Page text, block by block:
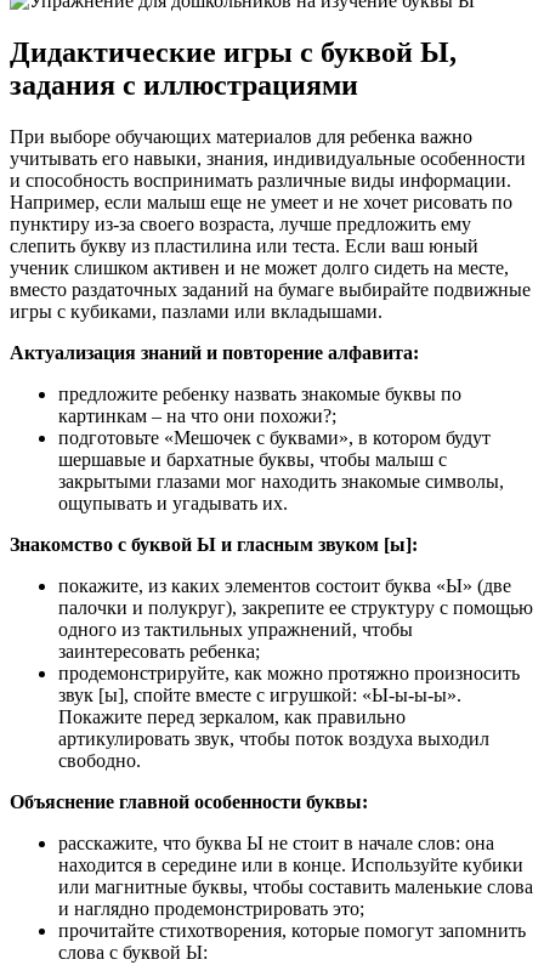
Дидактические игры с буквой Ы,
задания с иллюстрациями
При выборе обучающих материалов для ребенка важно
учитывать его навыки, знания, индивидуальные особенности
и способность воспринимать различные виды информации.
Например, если малыш еще не умеет и не хочет рисовать по
пунктиру из-за своего возраста, лучше предложить ему
слепить букву из пластилина или теста. Если ваш юный
ученик слишком активен и не может долго сидеть на месте,
вместо раздаточных заданий на бумаге выбирайте подвижные
игры с кубиками, пазлами или вкладышами.
Актуализация знаний и повторение алфавита:
предложите ребенку назвать знакомые буквы по
картинкам – на что они похожи?;
подготовьте «Мешочек с буквами», в котором будут
шершавые и бархатные буквы, чтобы малыш с
закрытыми глазами мог находить знакомые символы,
ощупывать и угадывать их.
Знакомство с буквой Ы и гласным звуком [ы]:
покажите, из каких элементов состоит буква «Ы» (две
палочки и полукруг), закрепите ее структуру с помощью
одного из тактильных упражнений, чтобы
заинтересовать ребенка;
продемонстрируйте, как можно протяжно произносить
звук [ы], спойте вместе с игрушкой: «Ы-ы-ы-ы».
Покажите перед зеркалом, как правильно
артикулировать звук, чтобы поток воздуха выходил
свободно.
Объяснение главной особенности буквы:
расскажите, что буква Ы не стоит в начале слов: она
находится в середине или в конце. Используйте кубики
или магнитные буквы, чтобы составить маленькие слова
и наглядно продемонстрировать это;
прочитайте стихотворения, которые помогут запомнить
слова с буквой Ы: